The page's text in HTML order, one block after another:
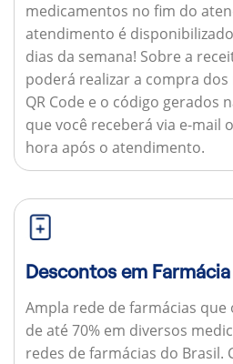
medicamentos no fim do
atendimento é
dias da semana! Sobre a
poderá realizar a compra
QR Code e o código gerados
que você receberá via e-mail
hora após o atendimento.
Descontos em Farmácia
Ampla rede de farmácias
de até 70% em diversos
redes de farmácias do Brasil.